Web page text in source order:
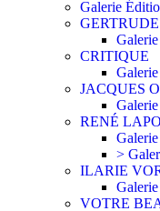
Galerie
CRITIQUE
JACQUES
RENÉ
>
ILARIE
VOTRE